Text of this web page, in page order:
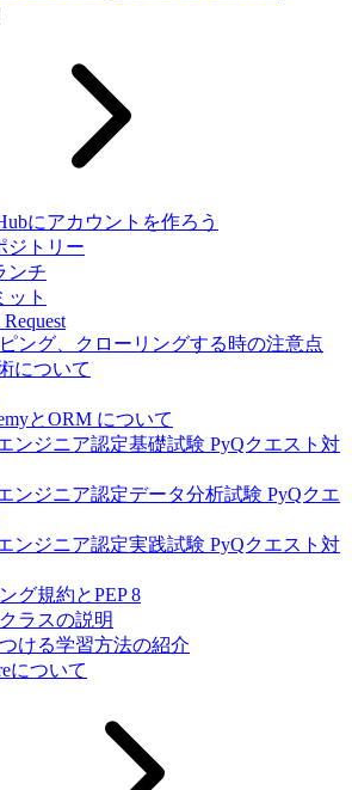
にアカウントを作ろう
ジトリー
ンチ
ット
ング、クローリングする時の注意点
について
とORM について
ンジニア認定基礎試験 PyQクエスト対
ンジニア認定データ分析試験 PyQクエ
ンジニア認定実践試験 PyQクエスト対
グ規約とPEP 8
ラスの説明
ける学習方法の紹介
について